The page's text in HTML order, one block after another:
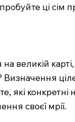
ці сім
великій
Визначення
які
своєї мрії.